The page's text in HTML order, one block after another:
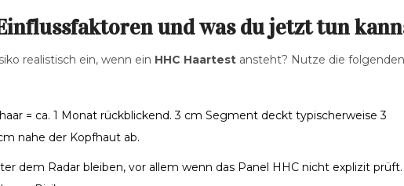
und was du jetzt tun
realistisch ein, wenn ein HHC Haartest ansteht? Nutze die folgenden
= ca. 1 Monat rückblickend. 3 cm Segment deckt typischerweise 3
nahe der Kopfhaut ab.
dem Radar bleiben, vor allem wenn das Panel HHC nicht explizit prüft.